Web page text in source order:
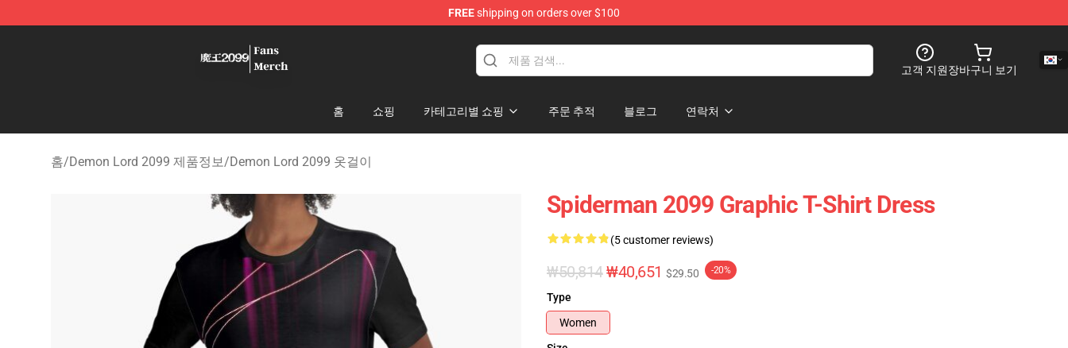
FREEshipping on orders over $100
고객 지원장바구니 보기
홈 쇼핑 카테고리별 쇼핑 주문 추적 블로그 연락처
홈/Demon Lord 2099 제품정보/Demon Lord 2099 옷걸이
Spiderman 2099 Graphic T-Shirt Dress
(5 customer reviews)
₩50,814₩40,651 $29.50 -20%
Type
Women